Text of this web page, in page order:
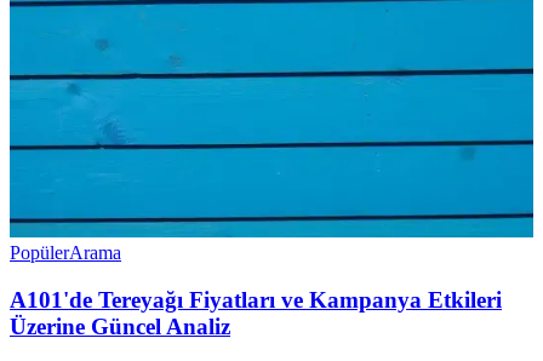
PopülerArama
A101'de Tereyağı Fiyatları ve Kampanya Etkileri
Üzerine Güncel Analiz